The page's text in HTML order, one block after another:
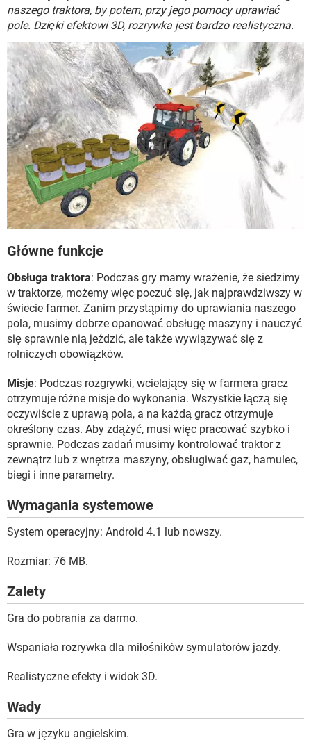
WINDOWS 10
naszego traktora, by potem, przy jego pomocy uprawiać
pole. Dzięki efektowi 3D, rozrywka jest bardzo realistyczna.
Główne funkcje
Obsługa traktora: Podczas gry mamy wrażenie, że siedzimy
w traktorze, możemy więc poczuć się, jak najprawdziwszy w
świecie farmer. Zanim przystąpimy do uprawiania naszego
pola, musimy dobrze opanować obsługę maszyny i nauczyć
się sprawnie nią jeździć, ale także wywiązywać się z
rolniczych obowiązków.
Misje: Podczas rozgrywki, wcielający się w farmera gracz
otrzymuje różne misje do wykonania. Wszystkie łączą się
oczywiście z uprawą pola, a na każdą gracz otrzymuje
określony czas. Aby zdążyć, musi więc pracować szybko i
sprawnie. Podczas zadań musimy kontrolować traktor z
zewnątrz lub z wnętrza maszyny, obsługiwać gaz, hamulec,
biegi i inne parametry.
Wymagania systemowe
System operacyjny: Android 4.1 lub nowszy.
Rozmiar: 76 MB.
Zalety
Gra do pobrania za darmo.
Wspaniała rozrywka dla miłośników symulatorów jazdy.
Realistyczne efekty i widok 3D.
Wady
Gra w języku angielskim.